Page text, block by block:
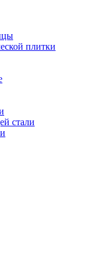
плитки
стали